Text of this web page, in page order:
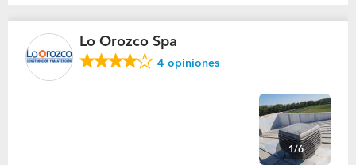
Lo Orozco Spa
4 opiniones
1/6